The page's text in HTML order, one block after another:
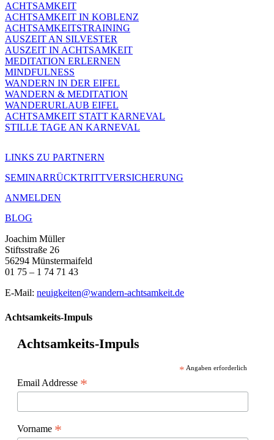
ACHTSAMKEIT
ACHTSAMKEIT IN KOBLENZ
ACHTSAMKEITSTRAINING
AUSZEIT AN SILVESTER
AUSZEIT IN ACHTSAMKEIT
MEDITATION ERLERNEN
MINDFULNESS
WANDERN IN DER EIFEL
WANDERN & MEDITATION
WANDERURLAUB EIFEL
ACHTSAMKEIT STATT KARNEVAL
STILLE TAGE AN KARNEVAL
LINKS ZU PARTNERN
SEMINARRÜCKTRITTVERSICHERUNG
ANMELDEN
BLOG
Joachim Müller
Stiftsstraße 26
56294 Münstermaifeld
01 75 – 1 74 71 43
E-Mail: neuigkeiten@wandern-achtsamkeit.de
Achtsamkeits-Impuls
Achtsamkeits-Impuls
* Angaben erforderlich
Email Addresse *
Vorname *